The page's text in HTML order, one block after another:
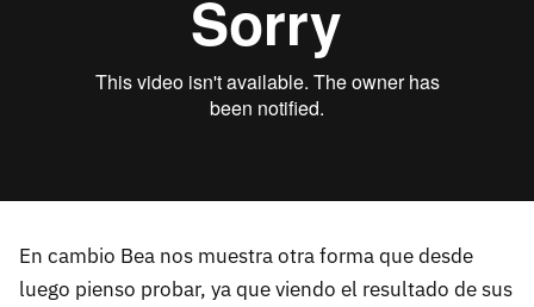
En cambio Bea nos muestra otra forma que desde
luego pienso probar, ya que viendo el resultado de sus